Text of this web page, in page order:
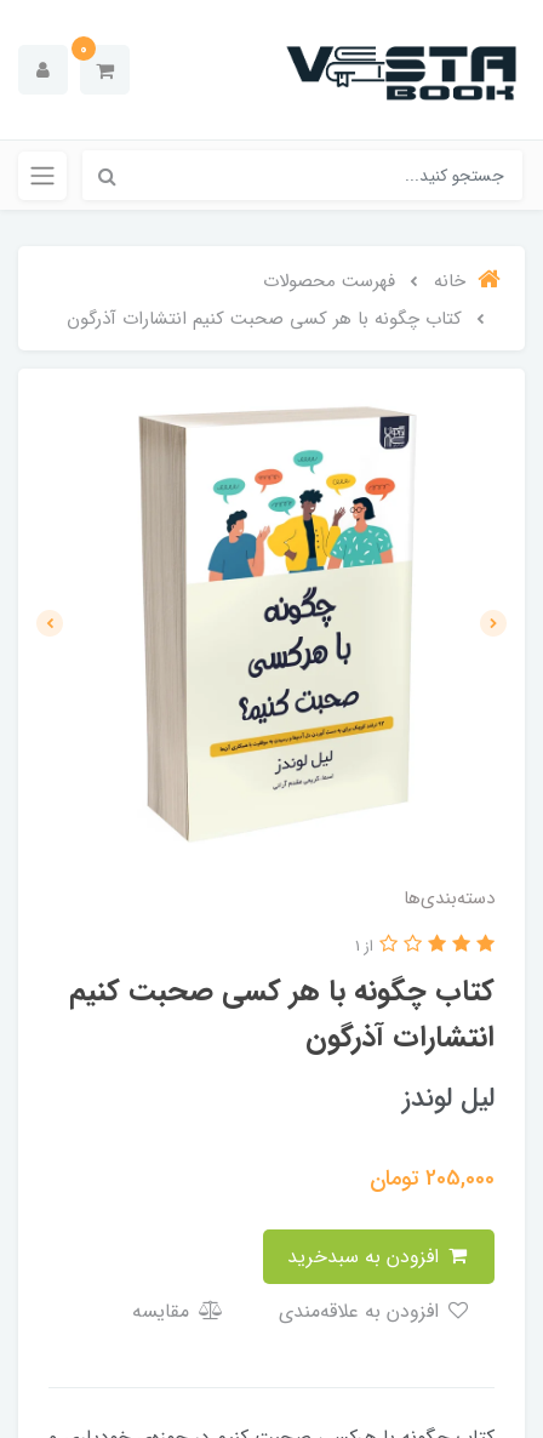
0
خانه
فهرست محصولات
کتاب چگونه با هر کسی صحبت کنیم انتشارات آذرگون
دسته‌بندی‌ها
کتاب چگونه با هر کسی صحبت کنیم
انتشارات آذرگون
از 1
لیل لوندز
205,000تومان
مقایسه